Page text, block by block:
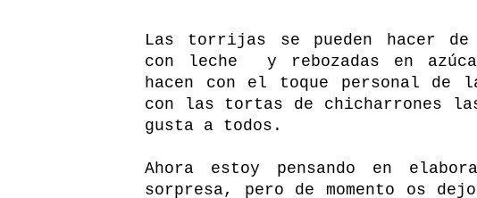
Las torrijas se pueden hacer de
con leche y rebozadas en
hacen con el toque personal
con las tortas de chicharrones
gusta a todos.
Ahora estoy pensando en
sorpresa, pero de momento os